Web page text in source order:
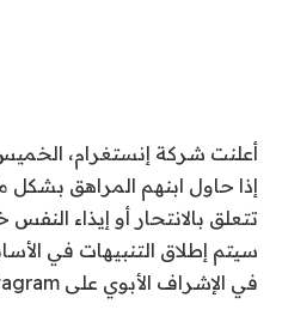
أعلنت شركة إنستغرام،
إذا حاول ابنهم المراهق
تتعلق بالانتحار أو إيذاء
سيتم إطلاق التنبيهات في
في الإشراف الأبوي على Instagram.